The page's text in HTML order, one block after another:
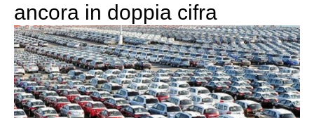
ancora in doppia cifra